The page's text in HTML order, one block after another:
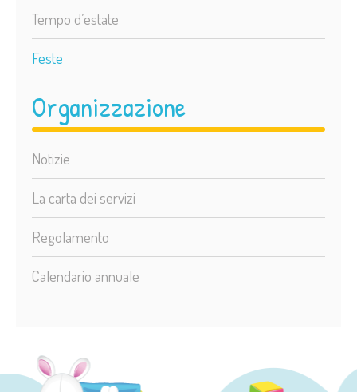
Tempo d’estate
Feste
Organizzazione
Notizie
La carta dei servizi
Regolamento
Calendario annuale